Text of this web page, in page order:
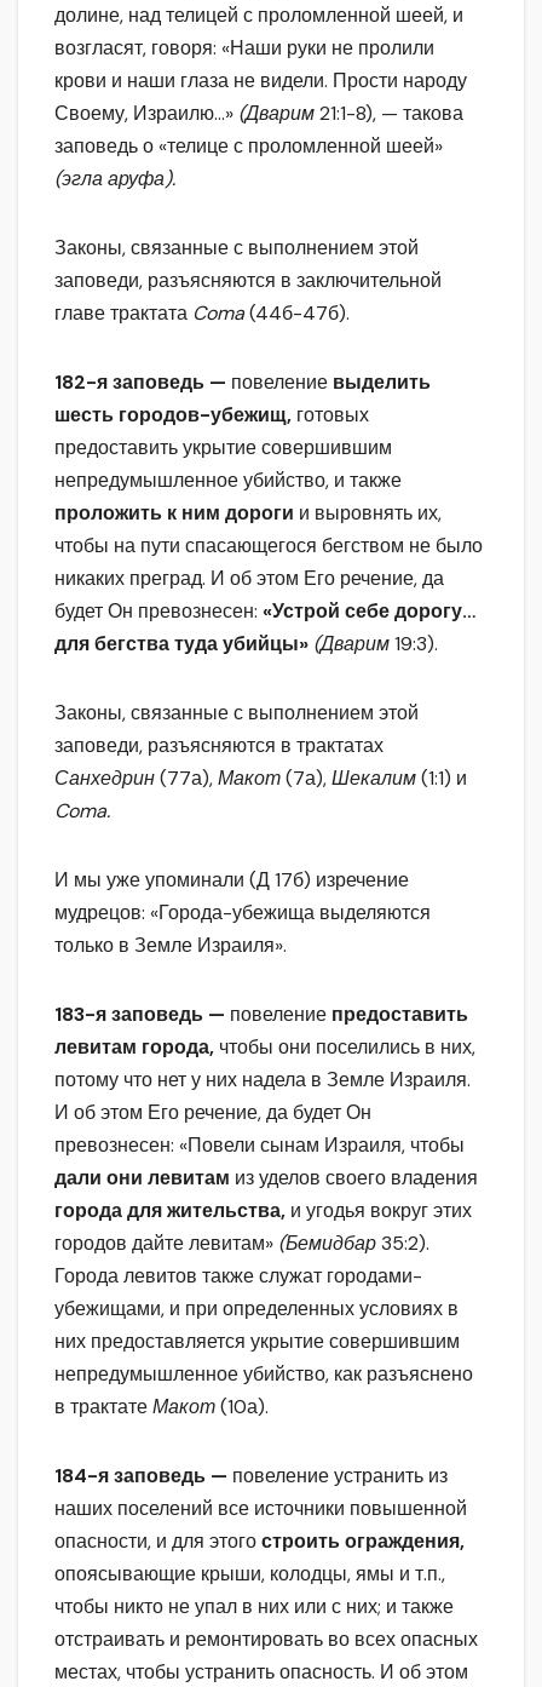
долине, над телицей с проломленной шеей, и
возгласят, говоря: «Наши руки не пролили
крови и наши глаза не видели. Прости народу
Своему, Израилю…» (Дварим21:1-8), — такова
заповедь о «телице с проломленной шеей»
(эгла аруфа).
Законы, связанные с выполнением этой
заповеди, разъясняются в заключительной
главе трактата Coma(44б-47б).
182-я заповедь — повеление выделить
шесть городов-убежищ, готовых
предоставить укрытие совершившим
непредумышленное убийство, и также
проложить к ним дороги и выровнять их,
чтобы на пути спасающегося бегством не было
никаких преград. И об этом Его речение, да
будет Он превознесен: «Устрой себе дорогу…
для бегства туда убийцы» (Дварим19:3).
Законы, связанные с выполнением этой
заповеди, разъясняются в трактатах
Санхедрин(77а),Макот(7а),Шекалим(1:1) и
Coma.
И мы уже упоминали (Д 17б) изречение
мудрецов: «Города-убежища выделяются
только в Земле Израиля».
183-я заповедь — повеление предоставить
левитам города, чтобы они поселились в них,
потому что нет у них надела в Земле Израиля.
И об этом Его речение, да будет Он
превознесен: «Повели сынам Израиля, чтобы
дали они левитам из уделов своего владения
города для жительства, и угодья вокруг этих
городов дайте левитам» (Бемидбар35:2).
Города левитов также служат городами-
убежищами, и при определенных условиях в
них предоставляется укрытие совершившим
непредумышленное убийство, как разъяснено
в трактатеМакот(10а).
184-я заповедь — повеление устранить из
наших поселений все источники повышенной
опасности, и для этогостроить ограждения,
опоясывающие крыши, колодцы, ямы и т.п.,
чтобы никто не упал в них или с них; и также
отстраивать и ремонтировать во всех опасных
местах, чтобы устранить опасность. И об этом